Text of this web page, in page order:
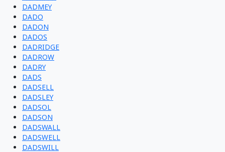
DADMEY
DADO
DADON
DADOS
DADRIDGE
DADROW
DADRY
DADS
DADSELL
DADSLEY
DADSOL
DADSON
DADSWALL
DADSWELL
DADSWILL